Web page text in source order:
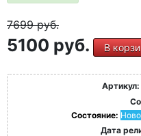
7699руб.
5100 руб. В
Артикул:
Состояние:
Дата